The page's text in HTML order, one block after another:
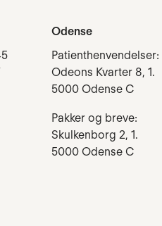
Odense
Patienthenvendelser:
Odeons Kvarter 8, 1.
5000 Odense C
Pakker og breve:
Skulkenborg 2, 1.
5000 Odense C